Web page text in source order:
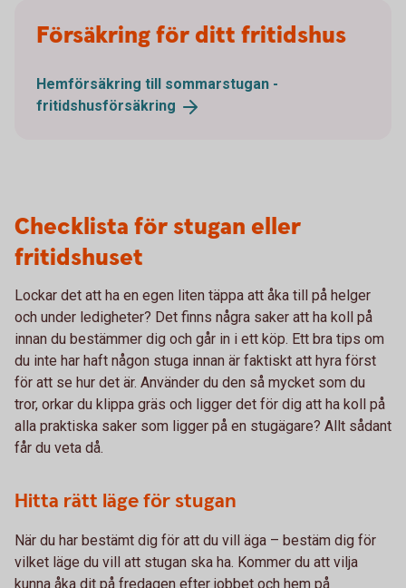
Försäkring för ditt fritidshus
Hemförsäkring till sommarstugan -
fritidshusförsäkring
Checklista för stugan eller
fritidshuset
Lockar det att ha en egen liten täppa att åka till på helger
och under ledigheter? Det finns några saker att ha koll på
innan du bestämmer dig och går in i ett köp. Ett bra tips om
du inte har haft någon stuga innan är faktiskt att hyra först
för att se hur det är. Använder du den så mycket som du
tror, orkar du klippa gräs och ligger det för dig att ha koll på
alla praktiska saker som ligger på en stugägare? Allt sådant
får du veta då.
Hitta rätt läge för stugan
När du har bestämt dig för att du vill äga – bestäm dig för
vilket läge du vill att stugan ska ha. Kommer du att vilja
kunna åka dit på fredagen efter jobbet och hem på